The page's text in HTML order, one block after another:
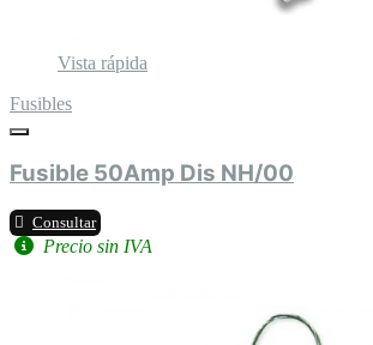
Vista rápida
Fusibles
Fusible 50Amp Dis NH/00
Consultar
Precio sin IVA